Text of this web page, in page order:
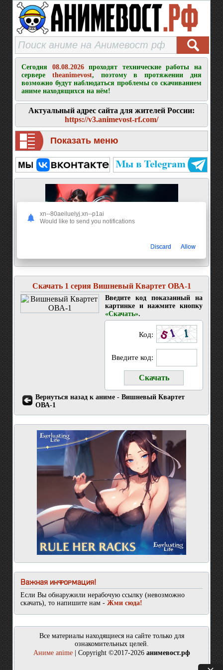
Сегодня 08.08.2026проходят технические работы на
сервере theanimevost, поэтому в протяжении дня
возможно будут наблюдаться проблемы со скачиванием
аниме находящихся на нём!
Актуальный адрес сайта для жителей России:
https://v3.animevost-rf.com/
Показать меню
Скачать 1 серия Вишневый Квартет ОВА-1
Введите код показанный на
картинке и нажмите кнопку
«Скачать».
Код:
Введите код:
Вернуться назад к аниме - Вишневый Квартет
ОВА-1
Важная информация!
Если Вы обнаружили нерабочую ссылку (невозможно
скачать), то напишите нам - Жми сюда!
Все материалы находящиеся на сайте только для
ознакомительных целей.
Аниме anime| Copyright ©2017-2026 анимевост.рф
xn--80aeiluelyj.xn--p1ai
Would like to send you notifications
Discard Allow